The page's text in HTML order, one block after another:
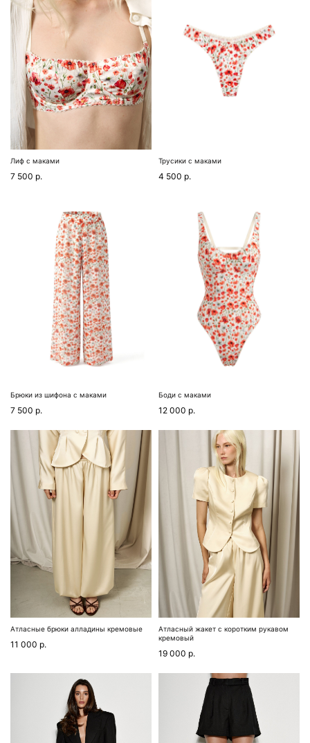
Лиф с маками
7 500 р.
Трусики с маками
4 500 р.
Брюки из шифона с маками
7 500 р.
Боди с маками
12 000 р.
Атласные брюки алладины кремовые
11 000 р.
Атласный жакет с коротким рукавом
кремовый
19 000 р.